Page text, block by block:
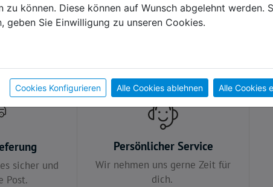
sicher und
Post.
Persönlicher Service
Wir nehmen uns gerne Zeit für
dich.
können. Diese können auf Wunsch abgelehnt werden.
geben Sie Einwilligung zu unseren Cookies.
Cookies Konfigurieren Alle Cookies ablehnen Alle Cookies